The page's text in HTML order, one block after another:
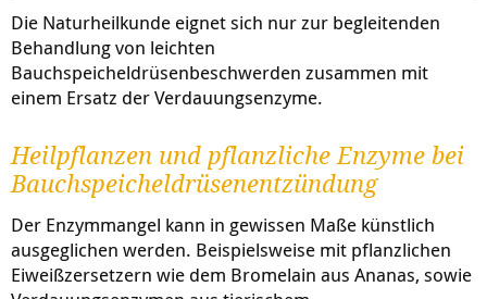
Die Naturheilkunde eignet sich nur zur begleitenden
Behandlung von leichten
Bauchspeicheldrüsenbeschwerden zusammen mit
einem Ersatz der Verdauungsenzyme.
Heilpflanzen und pflanzliche Enzyme bei
Bauchspeicheldrüsenentzündung
Der Enzymmangel kann in gewissen Maße künstlich
ausgeglichen werden. Beispielsweise mit pflanzlichen
Eiweißzersetzern wie dem Bromelain aus Ananas, sowie